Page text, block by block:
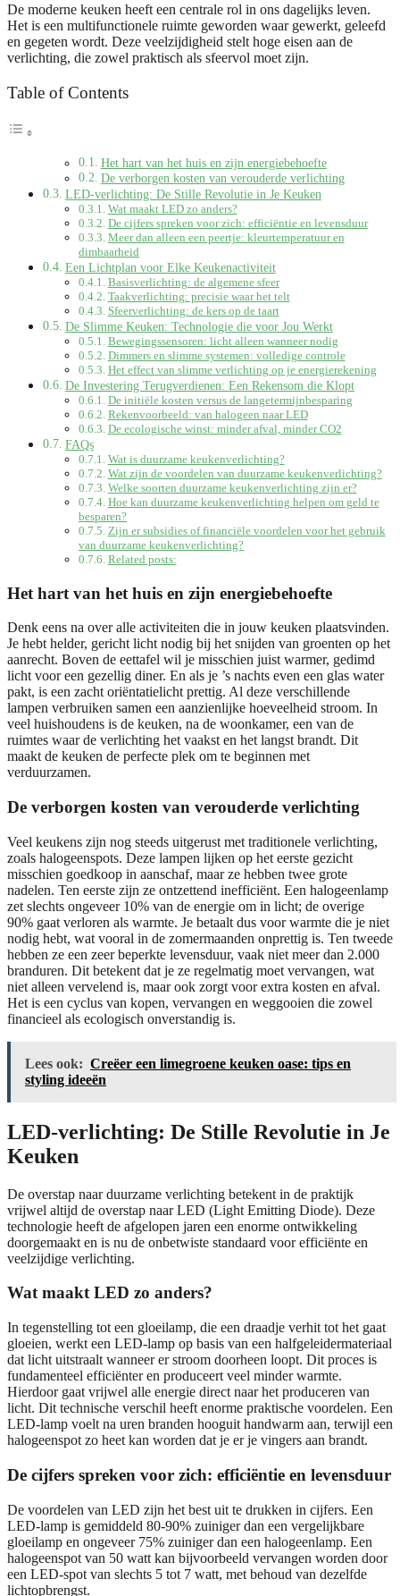
De moderne keuken heeft een centrale rol in ons dagelijks leven.
Het is een multifunctionele ruimte geworden waar gewerkt, geleefd
en gegeten wordt. Deze veelzijdigheid stelt hoge eisen aan de
verlichting, die zowel praktisch als sfeervol moet zijn.
Table of Contents
Het hart van het huis en zijn energiebehoefte
De verborgen kosten van verouderde verlichting
LED-verlichting: De Stille Revolutie in Je Keuken
Wat maakt LED zo anders?
De cijfers spreken voor zich: efficiëntie en levensduur
Meer dan alleen een peertje: kleurtemperatuur en
dimbaarheid
Een Lichtplan voor Elke Keukenactiviteit
Basisverlichting: de algemene sfeer
Taakverlichting: precisie waar het telt
Sfeerverlichting: de kers op de taart
De Slimme Keuken: Technologie die voor Jou Werkt
Bewegingssensoren: licht alleen wanneer nodig
Dimmers en slimme systemen: volledige controle
Het effect van slimme verlichting op je energierekening
De Investering Terugverdienen: Een Rekensom die Klopt
De initiële kosten versus de langetermijnbesparing
Rekenvoorbeeld: van halogeen naar LED
De ecologische winst: minder afval, minder CO2
FAQs
Wat is duurzame keukenverlichting?
Wat zijn de voordelen van duurzame keukenverlichting?
Welke soorten duurzame keukenverlichting zijn er?
Hoe kan duurzame keukenverlichting helpen om geld te
besparen?
Zijn er subsidies of financiële voordelen voor het gebruik
van duurzame keukenverlichting?
Related posts:
Het hart van het huis en zijn energiebehoefte
Denk eens na over alle activiteiten die in jouw keuken plaatsvinden.
Je hebt helder, gericht licht nodig bij het snijden van groenten op het
aanrecht. Boven de eettafel wil je misschien juist warmer, gedimd
licht voor een gezellig diner. En als je ’s nachts even een glas water
pakt, is een zacht oriëntatielicht prettig. Al deze verschillende
lampen verbruiken samen een aanzienlijke hoeveelheid stroom. In
veel huishoudens is de keuken, na de woonkamer, een van de
ruimtes waar de verlichting het vaakst en het langst brandt. Dit
maakt de keuken de perfecte plek om te beginnen met
verduurzamen.
De verborgen kosten van verouderde verlichting
Veel keukens zijn nog steeds uitgerust met traditionele verlichting,
zoals halogeenspots. Deze lampen lijken op het eerste gezicht
misschien goedkoop in aanschaf, maar ze hebben twee grote
nadelen. Ten eerste zijn ze ontzettend inefficiënt. Een halogeenlamp
zet slechts ongeveer 10% van de energie om in licht; de overige
90% gaat verloren als warmte. Je betaalt dus voor warmte die je niet
nodig hebt, wat vooral in de zomermaanden onprettig is. Ten tweede
hebben ze een zeer beperkte levensduur, vaak niet meer dan 2.000
branduren. Dit betekent dat je ze regelmatig moet vervangen, wat
niet alleen vervelend is, maar ook zorgt voor extra kosten en afval.
Het is een cyclus van kopen, vervangen en weggooien die zowel
financieel als ecologisch onverstandig is.
Lees ook: Creëer een limegroene keuken oase: tips en
styling ideeën
LED-verlichting: De Stille Revolutie in Je
Keuken
De overstap naar duurzame verlichting betekent in de praktijk
vrijwel altijd de overstap naar LED (Light Emitting Diode). Deze
technologie heeft de afgelopen jaren een enorme ontwikkeling
doorgemaakt en is nu de onbetwiste standaard voor efficiënte en
veelzijdige verlichting.
Wat maakt LED zo anders?
In tegenstelling tot een gloeilamp, die een draadje verhit tot het gaat
gloeien, werkt een LED-lamp op basis van een halfgeleidermateriaal
dat licht uitstraalt wanneer er stroom doorheen loopt. Dit proces is
fundamenteel efficiënter en produceert veel minder warmte.
Hierdoor gaat vrijwel alle energie direct naar het produceren van
licht. Dit technische verschil heeft enorme praktische voordelen. Een
LED-lamp voelt na uren branden hooguit handwarm aan, terwijl een
halogeenspot zo heet kan worden dat je er je vingers aan brandt.
De cijfers spreken voor zich: efficiëntie en levensduur
De voordelen van LED zijn het best uit te drukken in cijfers. Een
LED-lamp is gemiddeld 80-90% zuiniger dan een vergelijkbare
gloeilamp en ongeveer 75% zuiniger dan een halogeenlamp. Een
halogeenspot van 50 watt kan bijvoorbeeld vervangen worden door
een LED-spot van slechts 5 tot 7 watt, met behoud van dezelfde
lichtopbrengst.